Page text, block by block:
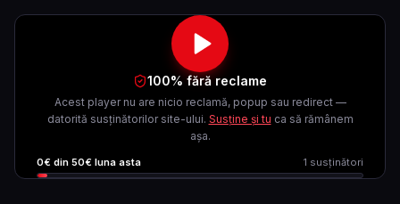
100% fără reclame
Acest player nu are nicio reclamă, popup sau redirect —
datorită susținătorilor site-ului. Susține și tu ca să rămânem
așa.
0€ din 50€ luna asta 1 susținători